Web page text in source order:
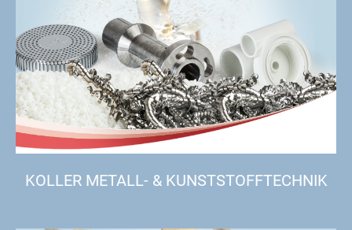
KOLLER METALL- & KUNSTSTOFFTECHNIK